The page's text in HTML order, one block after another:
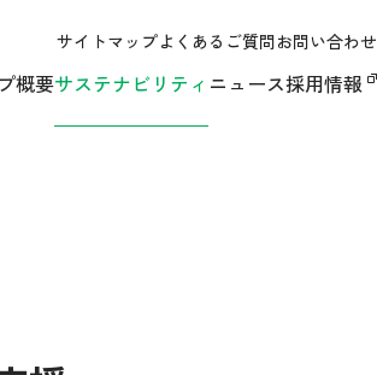
概要サステナビリティ ニュース採用情報
サイトマップよくあるご質問お問い合わせ